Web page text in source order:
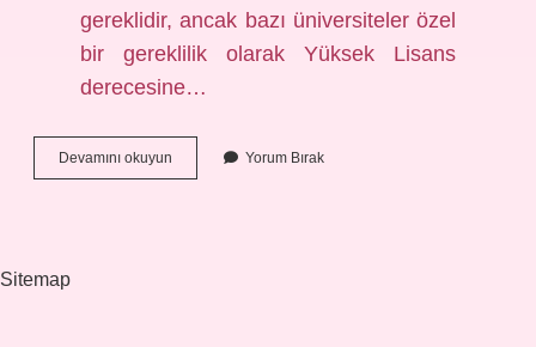
gereklidir, ancak bazı üniversiteler özel
bir gereklilik olarak Yüksek Lisans
derecesine…
Devamını okuyun
Olmak
Yorum Bırak
Sitemap